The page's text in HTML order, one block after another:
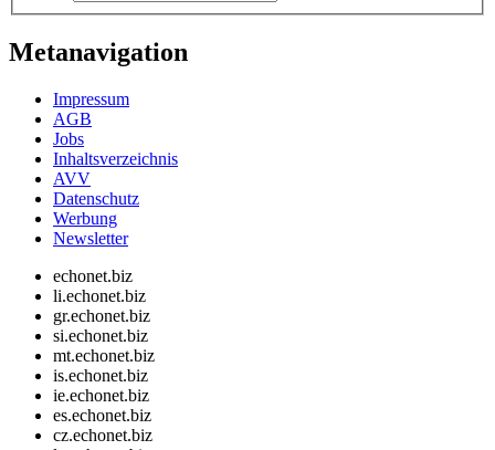
Metanavigation
Impressum
AGB
Jobs
Inhaltsverzeichnis
AVV
Datenschutz
Werbung
Newsletter
echonet.biz
li.echonet.biz
gr.echonet.biz
si.echonet.biz
mt.echonet.biz
is.echonet.biz
ie.echonet.biz
es.echonet.biz
cz.echonet.biz